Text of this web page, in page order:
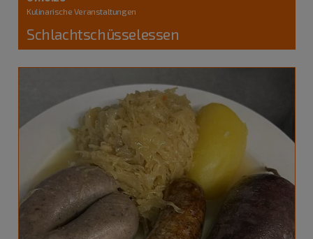
Kulinarische Veranstaltungen
Schlachtschüsselessen